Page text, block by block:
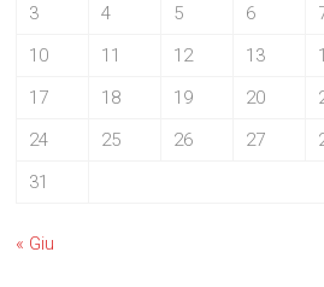
3
4 5 6
10
11 12 13
17
18 19 20
24
25 26 27
31
« Giu